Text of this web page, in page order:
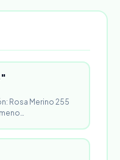
Rosa Merino 255